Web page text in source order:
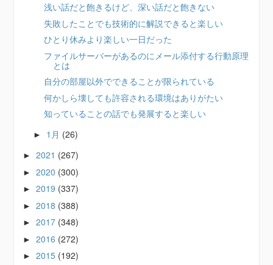
浅い話だと飽きるけど、深い話だと飽きない
失敗したことでも技術的に解説できると楽しい
ひとり休みより楽しい一日だった
ファイルサーバーがあるのにメール添付する行動原理
とは
自分の部屋以外でできることが限られている
何かしら壊しても許容される環境はありがたい
知っていることの話でも発展すると楽しい
► 1月 (26)
►2021 (267)
►2020 (300)
►2019 (337)
►2018 (388)
►2017 (348)
►2016 (272)
►2015 (192)